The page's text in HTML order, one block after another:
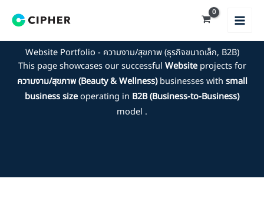
Website Portfolio - ความงาม/สุขภาพ (ธุรกิจขนาดเล็ก, B2B)
This page showcases our successful Websiteprojects for
ความงาม/สุขภาพ (Beauty & Wellness)businesses with small
business sizeoperating in B2B (Business-to-Business)
model .